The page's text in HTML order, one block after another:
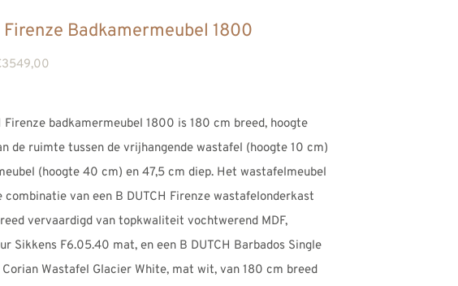
Firenze Badkamermeubel 1800
3549,00
Firenze badkamermeubel 1800 is 180 cm breed, hoogte
de ruimte tussen de vrijhangende wastafel (hoogte 10 cm)
(hoogte 40 cm) en 47,5 cm diep. Het wastafelmeubel
combinatie van een B DUTCH Firenze wastafelonderkast
vervaardigd van topkwaliteit vochtwerend MDF,
Sikkens F6.05.40 mat, en een B DUTCH Barbados Single
Wastafel Glacier White, mat wit, van 180 cm breed